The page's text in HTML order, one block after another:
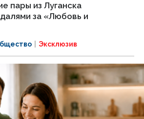
пары из Луганска
за «Любовь и
Эксклюзив